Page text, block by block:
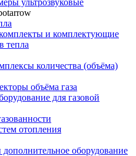
и комплектующие
тепла
количества (объёма)
объёма газа
для газовой
отопления
оборудование